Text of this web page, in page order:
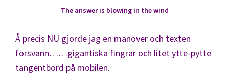
The answer is blowing in the wind
Å precis NU gjorde jag en manöver och texten
försvann……gigantiska fingrar och litet ytte-pytte
tangentbord på mobilen.